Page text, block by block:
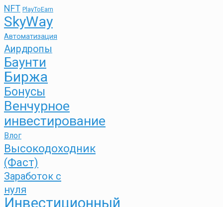
NFT PlayToEarn
SkyWay
Автоматизация
Аирдропы
Баунти
Биржа
Бонусы
Венчурное
инвестирование
Влог
Высокодоходник
(Фаст)
Заработок с
нуля
Инвестиционный